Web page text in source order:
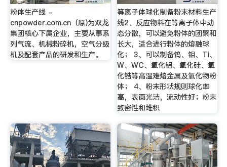
粉体生产线 -
cnpowder.com.cn（原)为双龙
集团核心下属企业，主要从事系
列气流、机械粉碎机，空气分级
机及配套产品的研发和生产。
等离子体球化制备粉末材料生产
线2、反应物料在等离子体中动
态分散，可以避免粉体的团聚和
长大，适合进行粉体的熔融球
化； 3、可以制备钨、钼、Ti、
W、WC、氧化铝、氧化硅、氧
化锆等高温难熔金属及氧化物粉
体； 4、粉末形状规则球化率
高，表面光洁，流动性好；粉末
致密性和堆积